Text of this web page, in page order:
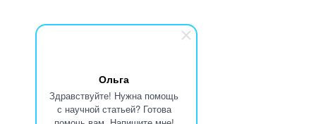
Ольга
Здравствуйте! Нужна помощь
с научной статьей? Готова